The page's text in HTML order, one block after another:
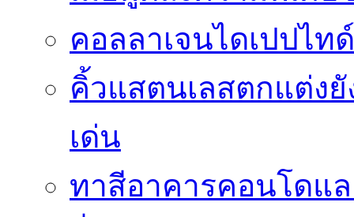
คอลลาเจนไดเปปไท
คิ้วแสตนเลสตกแต่ง
เด่น
ทาสีอาคารคอนโดแ